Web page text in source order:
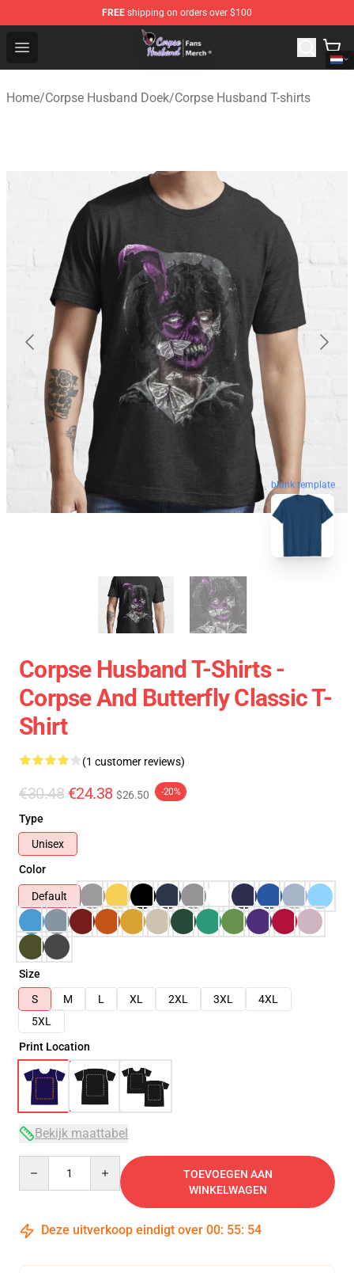
FREE shipping on orders over $100
Open menu
Corpse Husband Store - Official Corpse Husband
Home/Corpse Husband Doek/Corpse Husband T-shirts
blank template
Corpse Husband T-Shirts -
Corpse And Butterfly Classic T-
Shirt
(1 customer reviews)
€30.48 €24.38 $26.50 -20%
Type
Unisex
Color
Default
Size
S
M L XL 2XL 3XL
4XL
5XL
Print Location
Bekijk maattabel
TOEVOEGEN AAN
WINKELWAGEN
Deze uitverkoop eindigt over 00: 55: 54